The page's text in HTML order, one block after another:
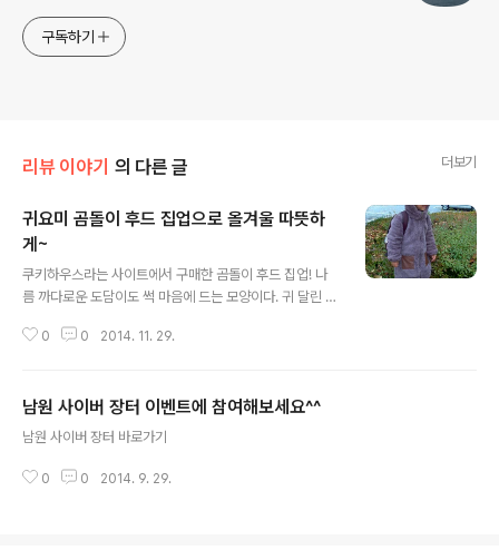
구독하기
리뷰 이야기 의 다른 글 더보기
귀요미 곰돌이 후드 집업으로 올겨울 따뜻하
게~
쿠키하우스라는 사이트에서 구매한 곰돌이 후드 집업! 나
름 까다로운 도담이도 썩 마음에 드는 모양이다. 귀 달린 점
제품 받고 조금 얇은 느낌이었지만 가볍고 따뜻하고 부담
꼭 모자를 쓰려고한다. ㅋ 사이즈가 좀 커 보이지만 일부러
한사이즈 크게 주문했다. 9호가 4~5세용이고 11호가 5~
나온것 같기도 하다. 참고로 도담이는 키가 103cm 몸무게
0 0 2014. 11. 29.
남원 사이버 장터 이벤트에 참여해보세요^^
남원 사이버 장터 바로가기
0 0 2014. 9. 29.